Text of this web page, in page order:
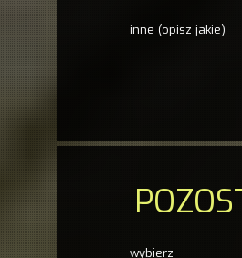
inne (opisz jakie)
wybierz